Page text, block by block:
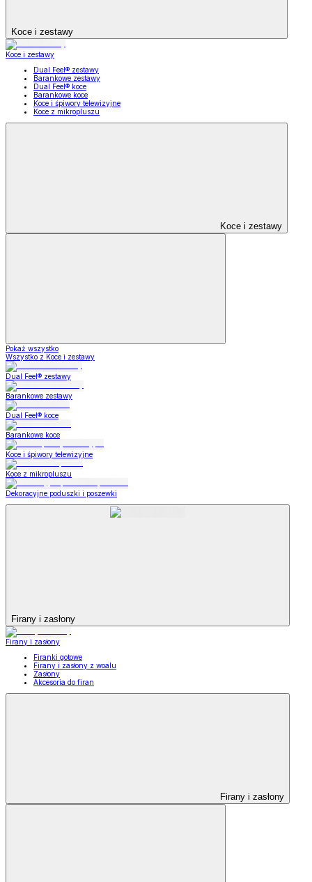
Koce i zestawy
Koce i zestawy
Dual Feel® zestawy
Barankowe zestawy
Dual Feel® koce
Barankowe koce
Koce i śpiwory telewizyjne
Koce z mikropluszu
Koce i zestawy
Pokaż wszystko
Wszystko z Koce i zestawy
Dual Feel® zestawy
Barankowe zestawy
Dual Feel® koce
Barankowe koce
Koce i śpiwory telewizyjne
Koce z mikropluszu
Dekoracyjne poduszki i poszewki
Firany i zasłony
Firany i zasłony
Firanki gotowe
Firany i zasłony z woalu
Zasłony
Akcesoria do firan
Firany i zasłony